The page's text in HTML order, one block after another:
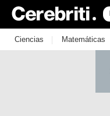
Ciencias | Matemáticas